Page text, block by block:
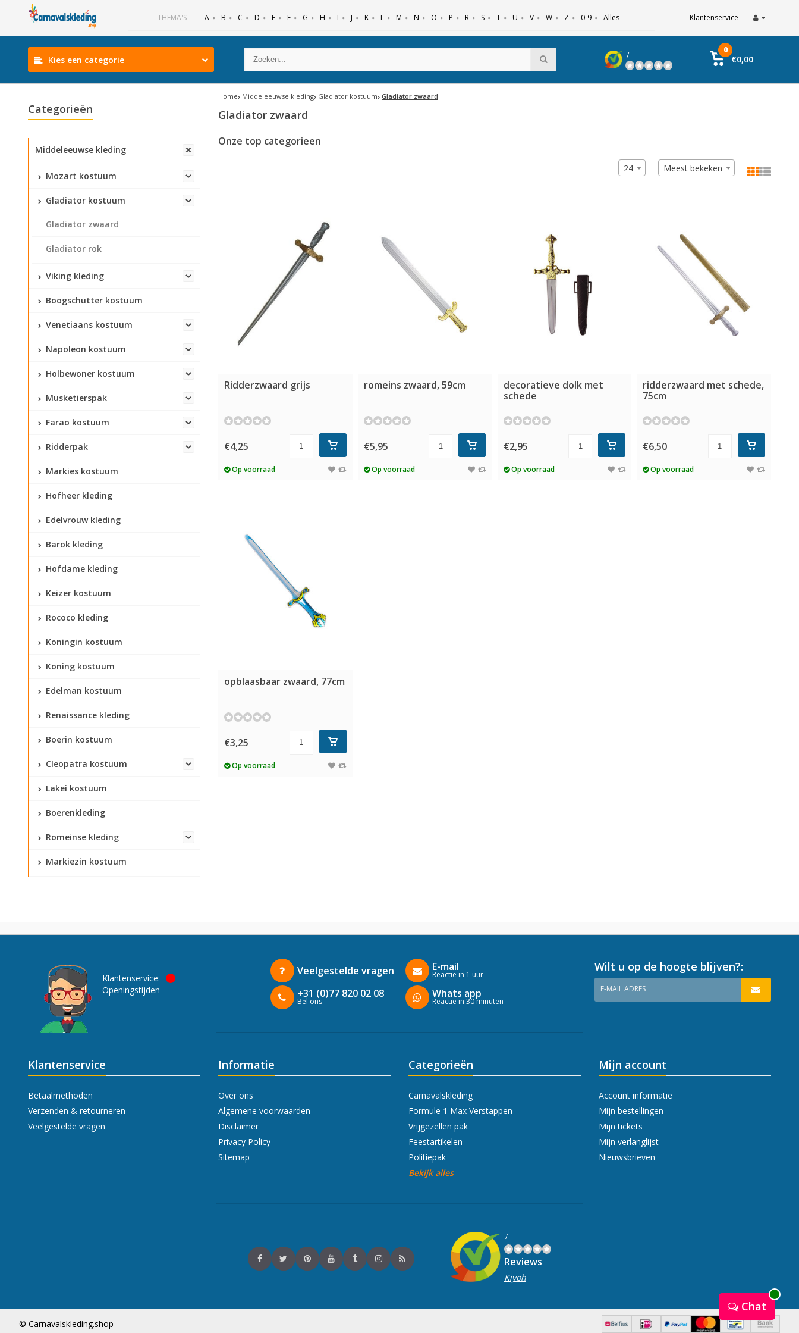
THEMA'S A B C D E F G H I J K L M N O P R S T U V W Z 0-9 Alles Klantenservice
Kies een categorie /
0
€0,00
Categorieën
Middeleeuwse kleding
Mozart kostuum
Gladiator kostuum
Gladiator zwaard
Gladiator rok
Viking kleding
Boogschutter kostuum
Venetiaans kostuum
Napoleon kostuum
Holbewoner kostuum
Musketierspak
Farao kostuum
Ridderpak
Markies kostuum
Hofheer kleding
Edelvrouw kleding
Barok kleding
Hofdame kleding
Keizer kostuum
Rococo kleding
Koningin kostuum
Koning kostuum
Edelman kostuum
Renaissance kleding
Boerin kostuum
Cleopatra kostuum
Lakei kostuum
Boerenkleding
Romeinse kleding
Markiezin kostuum
Home Middeleeuwse kleding Gladiator kostuum Gladiator zwaard
Gladiator zwaard
Onze top categorieen
Meest bekeken
24
Ridderzwaard grijs
€4,25
Op voorraad
romeins zwaard, 59cm
€5,95
Op voorraad
decoratieve dolk met
schede
€2,95
Op voorraad
ridderzwaard met schede,
75cm
€6,50
Op voorraad
opblaasbaar zwaard, 77cm
€3,25
Op voorraad
Klantenservice:
Openingstijden
Veelgestelde vragen
+31 (0)77 820 02 08
Bel ons
E-mail
Reactie in 1 uur
Whats app
Reactie in 30 minuten
Wilt u op de hoogte blijven?:
E-MAIL ADRES
Klantenservice
Betaalmethoden
Verzenden & retourneren
Veelgestelde vragen
Informatie
Over ons
Algemene voorwaarden
Disclaimer
Privacy Policy
Sitemap
Categorieën
Carnavalskleding
Formule 1 Max Verstappen
Vrijgezellen pak
Feestartikelen
Politiepak
Bekijk alles
Mijn account
Account informatie
Mijn bestellingen
Mijn tickets
Mijn verlanglijst
Nieuwsbrieven
/
Reviews
Kiyoh
© Carnavalskleding.shop
Chat